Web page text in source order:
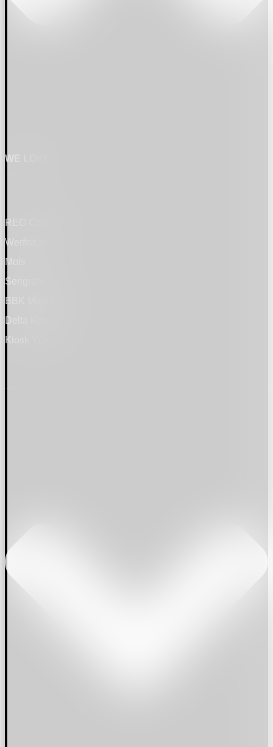
WE LOVE
REO Coworking
Werftstudio
Mots
Serigrafie Lauer
BBK Mannheim
Delta Konzerte
Kiosk Yüskel